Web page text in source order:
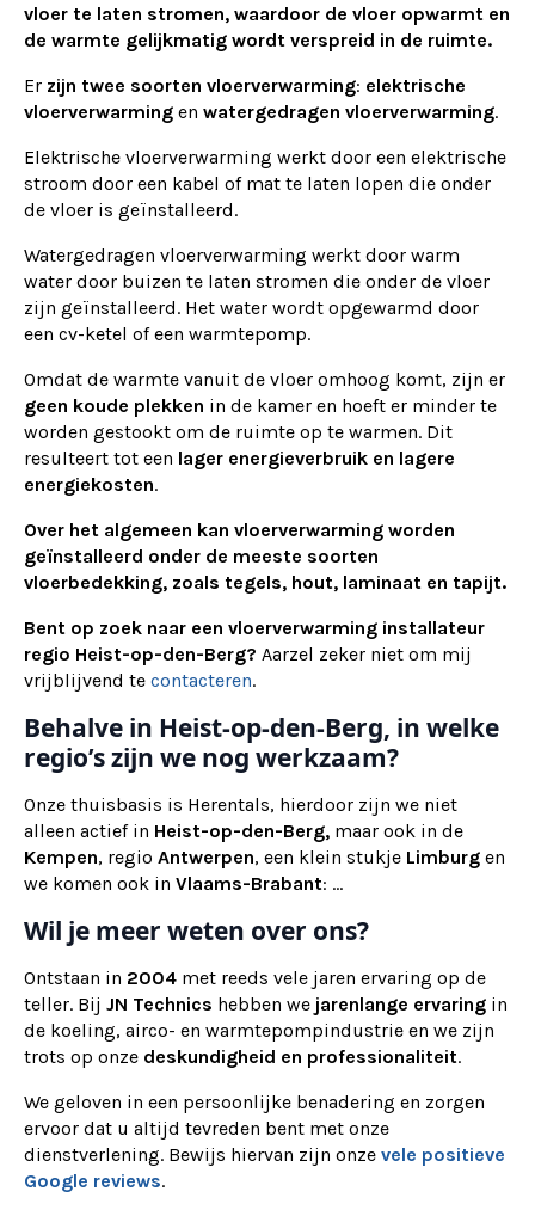
vloer te laten stromen, waardoor de vloer opwarmt en
de warmte gelijkmatig wordt verspreid in de ruimte.
Er zijn twee soorten vloerverwarming: elektrische
vloerverwarming en watergedragen vloerverwarming.
Elektrische vloerverwarming werkt door een elektrische
stroom door een kabel of mat te laten lopen die onder
de vloer is geïnstalleerd.
Watergedragen vloerverwarming werkt door warm
water door buizen te laten stromen die onder de vloer
zijn geïnstalleerd. Het water wordt opgewarmd door
een cv-ketel of een warmtepomp.
Omdat de warmte vanuit de vloer omhoog komt, zijn er
geen koude plekken in de kamer en hoeft er minder te
worden gestookt om de ruimte op te warmen. Dit
resulteert tot een lager energieverbruik en lagere
energiekosten.
Over het algemeen kan vloerverwarming worden
geïnstalleerd onder de meeste soorten
vloerbedekking, zoals tegels, hout, laminaat en tapijt.
Bent op zoek naar een vloerverwarming installateur
regio Heist-op-den-Berg? Aarzel zeker niet om mij
vrijblijvend te contacteren.
Behalve in Heist-op-den-Berg, in welke
regio’s zijn we nog werkzaam?
Onze thuisbasis is Herentals, hierdoor zijn we niet
alleen actief in Heist-op-den-Berg, maar ook in de
Kempen, regio Antwerpen, een klein stukje Limburg en
we komen ook in Vlaams-Brabant: ...
Wil je meer weten over ons?
Ontstaan in 2004 met reeds vele jaren ervaring op de
teller. Bij JN Technics hebben we jarenlange ervaring in
de koeling, airco- en warmtepompindustrie en we zijn
trots op onze deskundigheid en professionaliteit.
We geloven in een persoonlijke benadering en zorgen
ervoor dat u altijd tevreden bent met onze
dienstverlening. Bewijs hiervan zijn onze vele positieve
Google reviews.